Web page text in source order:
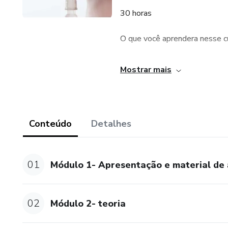
30 horas
O que você aprendera nesse
Curso todo voltado ao
Curso voltado especialmente
OBS: o uso das técnicas e
Mostrar mais
Conteúdo Detalhes
01 Módulo 1- Apresentação e material de
02 Módulo 2- teoria